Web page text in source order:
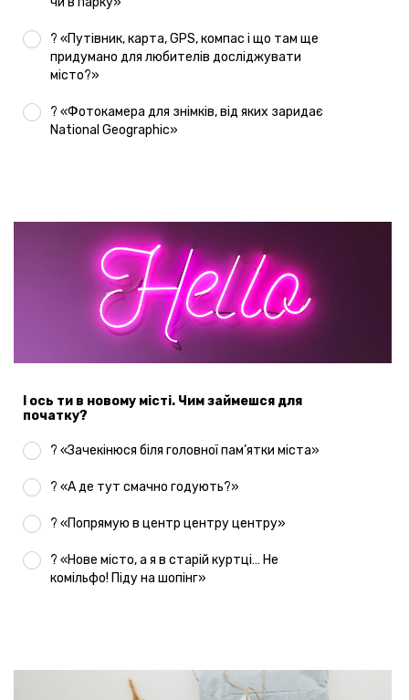
? «Путівник, карта, GPS, компас і що там ще
придумано для любителів досліджувати
місто?»
? «Фотокамера для знімків, від яких заридає
National Geographic»
І ось ти в новому місті. Чим займешся для
початку?
? «Зачекінюся біля головної пам’ятки міста»
? «А де тут смачно годують?»
? «Попрямую в центр центру центру»
? «Нове місто, а я в старій куртці… Не
комільфо! Піду на шопінг»